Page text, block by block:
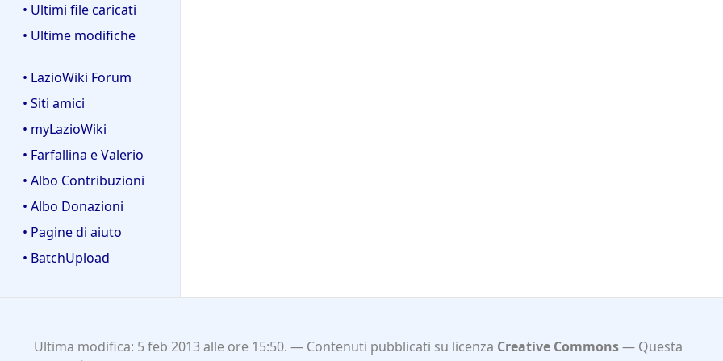
• Ultimi file caricati
• Ultime modifiche
• LazioWiki Forum
• Siti amici
• myLazioWiki
• Farfallina e Valerio
• Albo Contribuzioni
• Albo Donazioni
• Pagine di aiuto
• BatchUpload
Ultima modifica: 5 feb 2013 alle ore 15:50. Contenuti pubblicati su licenza Creative Commons
Questa